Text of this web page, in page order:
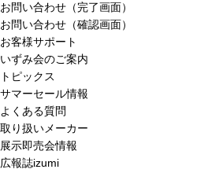
お問い合わせ（完了画面）
お問い合わせ（確認画面）
お客様サポート
いずみ会のご案内
トピックス
サマーセール情報
よくある質問
取り扱いメーカー
展示即売会情報
広報誌izumi